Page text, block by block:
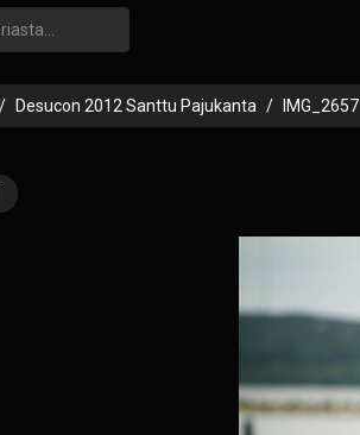
Desucon 2012 Santtu Pajukanta IMG_2657